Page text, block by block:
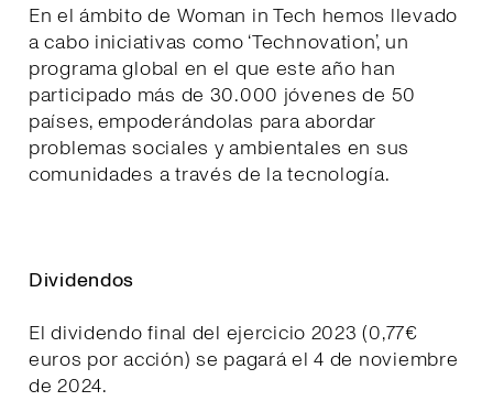
En el ámbito de Woman in Tech hemos llevado
a cabo iniciativas como ‘Technovation’, un
programa global en el que este año han
participado más de 30.000 jóvenes de 50
países, empoderándolas para abordar
problemas sociales y ambientales en sus
comunidades a través de la tecnología.
Dividendos
El dividendo final del ejercicio 2023 (0,77€
euros por acción) se pagará el 4 de noviembre
de 2024.